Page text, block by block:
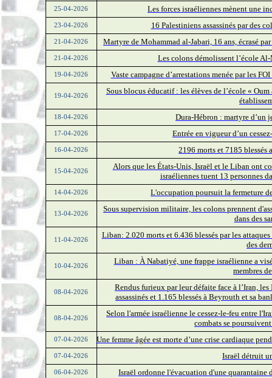
25-04-2026 Les forces israéliennes mènent une
23-04-2026 16 Palestiniens assassinés par des
21-04-2026 Martyre de Mohammad al-Jabari, 16 ans, écrasé
21-04-2026 Les colons démolissent l’école
19-04-2026 Vaste campagne d’arrestations menée par les
19-04-2026
Sous blocus éducatif : les élèves de l’école «
18-04-2026 Dura-Hébron : martyre d’un
17-04-2026 Entrée en vigueur d’un
16-04-2026 2196 morts et 7185 blessés
15-04-2026
Alors que les États-Unis, Israël et le Liban ont
israéliennes tuent 13 personnes
14-04-2026 L'occupation poursuit la fermeture
13-04-2026
Sous supervision militaire, les colons prennent
dans des
11-04-2026
Liban: 2.020 morts et 6.436 blessés par les
des
10-04-2026
Liban : À Nabatiyé, une frappe israélienne a
membres
08-04-2026
Rendus furieux par leur défaite face à l’Iran,
assassinés et 1.165 blessés à Beyrouth et sa
08-04-2026
Selon l'armée israélienne le cessez-le-feu entre
combats se
07-04-2026 Une femme âgée est morte d’une crise cardiaque
07-04-2026 Israël détruit
06-04-2026 Israël ordonne l'évacuation d'une quarantaine